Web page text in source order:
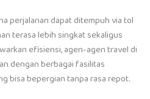
perjalanan dapat ditempuh via tol
terasa lebih singkat sekaligus
efisiensi, agen-agen travel di
dengan berbagai fasilitas
bisa bepergian tanpa rasa repot.